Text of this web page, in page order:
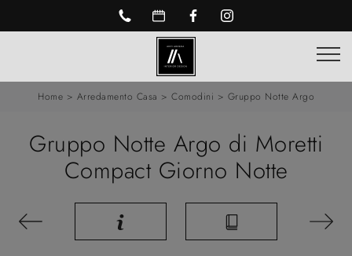
Home > Arredamento Casa > Comodini > Gruppo Notte Argo
Gruppo Notte Argo di Moretti
Compact Giorno Notte